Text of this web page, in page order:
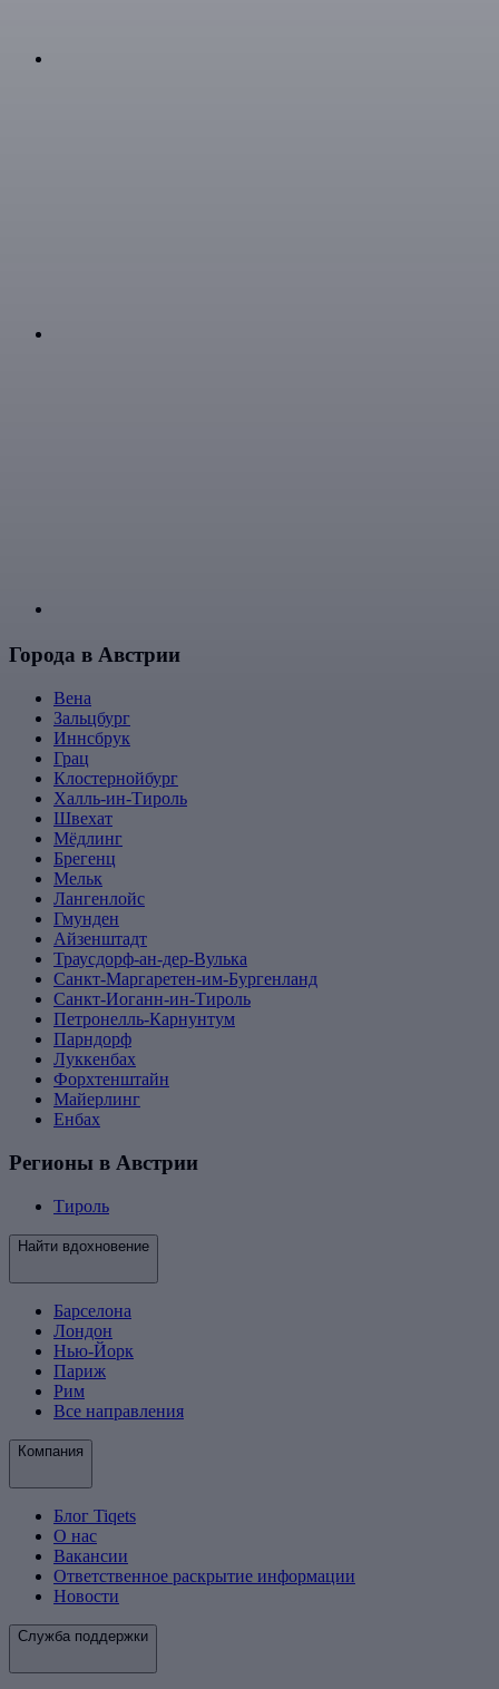
Города в Австрии
Вена
Зальцбург
Иннсбрук
Грац
Клостернойбург
Халль-ин-Тироль
Швехат
Мёдлинг
Брегенц
Мельк
Лангенлойс
Гмунден
Айзенштадт
Траусдорф-ан-дер-Вулька
Санкт-Маргаретен-им-Бургенланд
Санкт-Иоганн-ин-Тироль
Петронелль-Карнунтум
Парндорф
Луккенбах
Форхтенштайн
Майерлинг
Енбах
Регионы в Австрии
Тироль
Найти вдохновение
Барселона
Лондон
Нью-Йорк
Париж
Рим
Все направления
Компания
Блог Tiqets
О нас
Вакансии
Ответственное раскрытие информации
Новости
Служба поддержки